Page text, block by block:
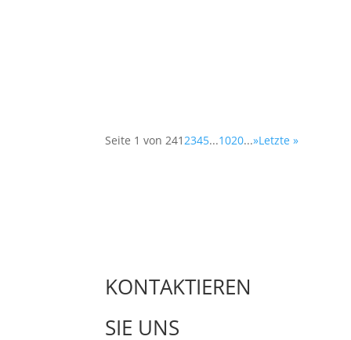
Seite 1 von 2412345...1020...»Letzte »
KONTAKTIEREN
SIE UNS